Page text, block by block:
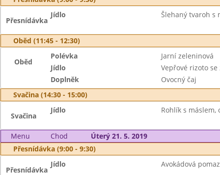
Přesnídávka
Jídlo Šlehaný tvaroh s
Oběd (11:45 - 12:30)
Oběd
Polévka
Jarní zeleninová
Jídlo
Vepřové rizoto
Doplněk
Ovocný čaj
Svačina (14:30 - 15:00)
Svačina
Jídlo Rohlík s máslem,
Menu Chod
Úterý 21. 5. 2019
Přesnídávka (9:00 - 9:30)
Přesnídávka
Jídlo Avokádová